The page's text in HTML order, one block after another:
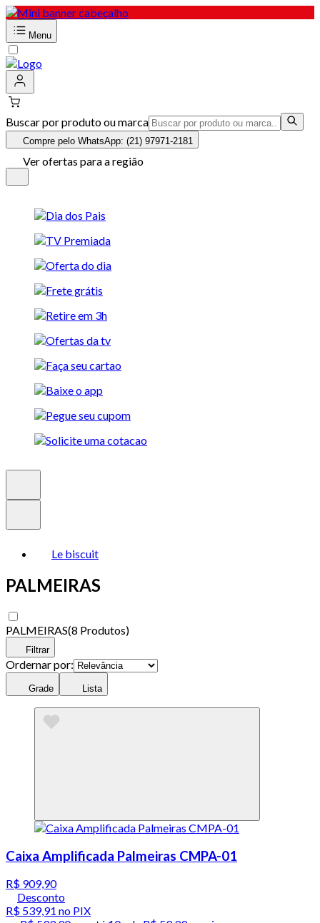
Menu
Buscar por produto ou marca
Compre pelo WhatsApp: (21) 97971-2181
Ver ofertas para a região
Le biscuit
PALMEIRAS
PALMEIRAS(8 Produtos)
Filtrar
Ordernar por:
Grade Lista
Caixa Amplificada Palmeiras CMPA-01
R$ 909,90
Desconto
R$ 539,91 no PIX